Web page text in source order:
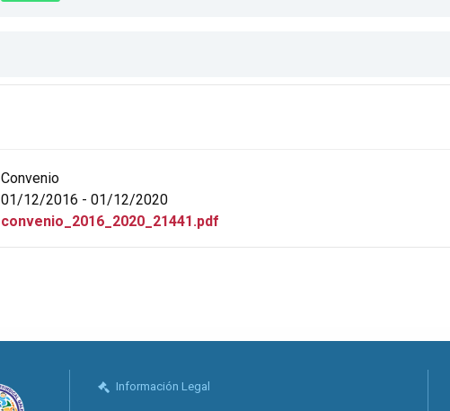
Convenio
01/12/2016 - 01/12/2020
convenio_2016_2020_21441.pdf
Información Legal